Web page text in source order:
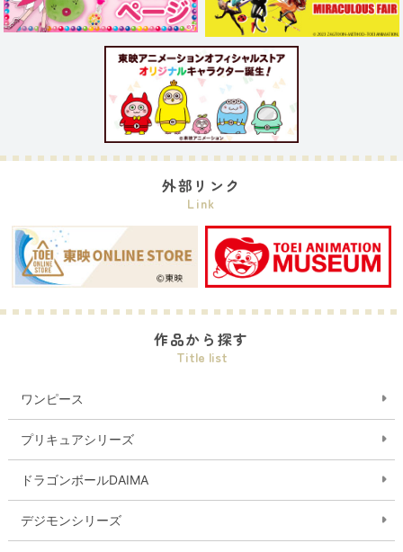
外部リンク
Link
作品から探す
Title list
ワンピース
プリキュアシリーズ
ドラゴンボールDAIMA
デジモンシリーズ